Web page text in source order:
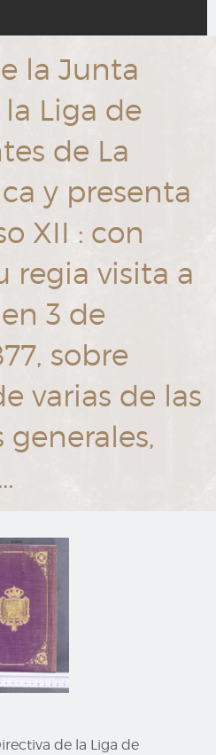
la Junta
Liga de
de La
y presenta
XII : con
regia visita a
3 de
sobre
varias de las
generales,
de la Liga de